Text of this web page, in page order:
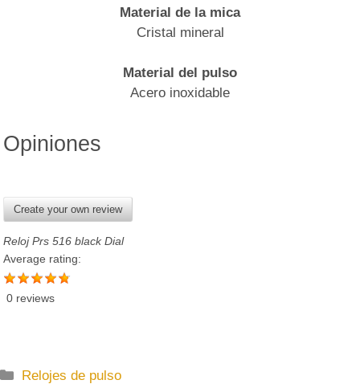
Material de la mica
Cristal mineral
Material del pulso
Acero inoxidable
Opiniones
Create your own review
Reloj Prs 516 black Dial
Average rating:
0 reviews
C
Relojes de pulso